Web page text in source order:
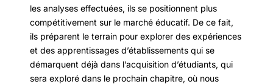
les analyses effectuées, ils se positionnent plus
compétitivement sur le marché éducatif. De ce fait,
ils préparent le terrain pour explorer des expériences
et des apprentissages d’établissements qui se
démarquent déjà dans l’acquisition d’étudiants, qui
sera exploré dans le prochain chapitre, où nous